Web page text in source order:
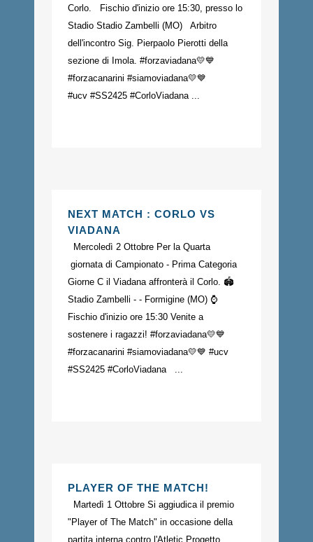
Corlo. Fischio d'inizio ore 15:30, presso lo
Stadio Stadio Zambelli (MO) Arbitro
dell'incontro Sig. Pierpaolo Pierotti della
sezione di Imola. #forzaviadana💛💙
#forzacanarini #siamoviadana💛💙
#ucv #SS2425 #CorloViadana ...
NEXT MATCH : CORLO VS
VIADANA
Mercoledì 2 Ottobre Per la Quarta
giornata di Campionato - Prima Categoria
Giorne C il Viadana affronterà il Corlo. 🏟️
Stadio Zambelli - - Formigine (MO) ⌚️
Fischio d'inizio ore 15:30 Venite a
sostenere i ragazzi! #forzaviadana💛💙
#forzacanarini #siamoviadana💛💙 #ucv
#SS2425 #CorloViadana ...
PLAYER OF THE MATCH!
Martedì 1 Ottobre Si aggiudica il premio
"Player of The Match" in occasione della
partita interna contro l'Atletic Progetto